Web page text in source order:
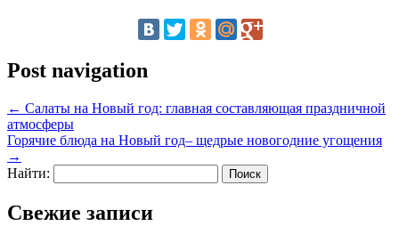
Post navigation
← Салаты на Новый год: главная составляющая праздничной
атмосферы
Горячие блюда на Новый год– щедрые новогодние угощения
→
Найти:
Свежие записи